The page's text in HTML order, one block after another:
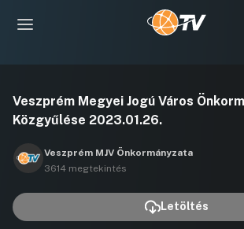
Veszprém Megyei Jogú Város
Közgyűlése 2023.01.26.
Veszprém MJV Önkormányzata
3614 megtekintés
Letöltés